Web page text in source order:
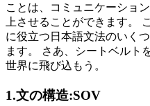
ことは、コミュニケーショ
上させることができます。
に役立つ日本語文法のいく
ます。 さあ、シートベルト
世界に飛び込もう。
1.文の構造:SOV